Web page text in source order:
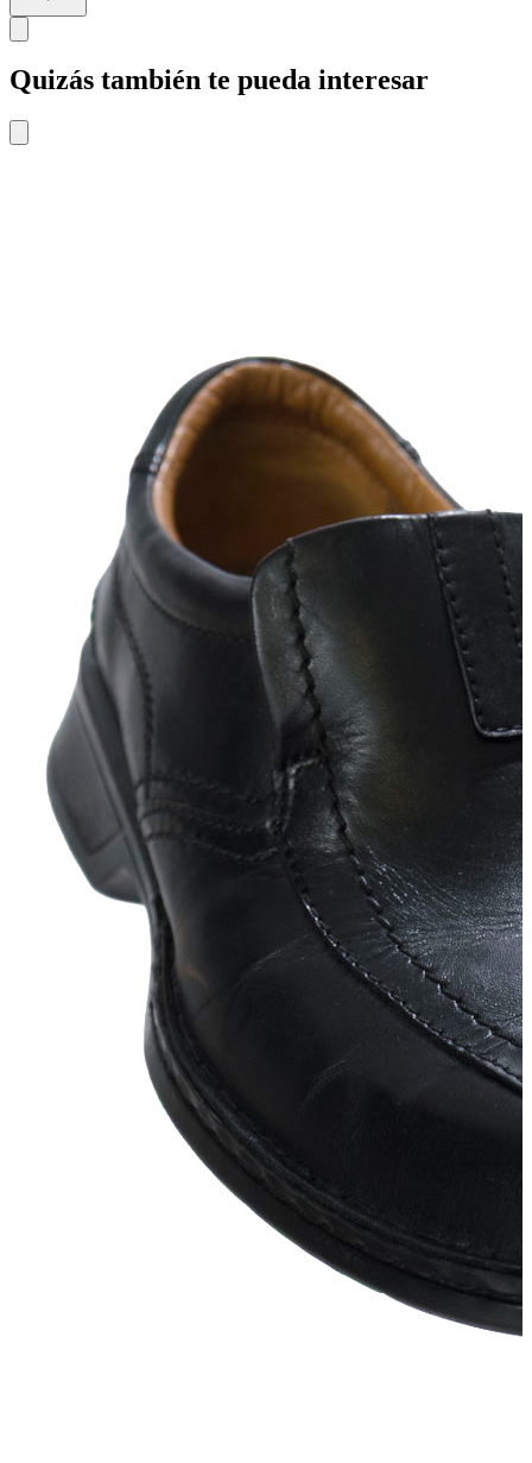
Quizás también te pueda interesar